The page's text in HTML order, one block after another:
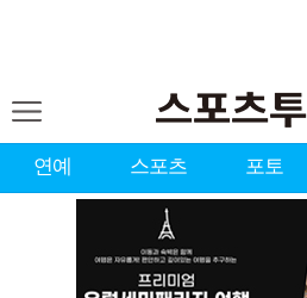
연예 스포츠 포토